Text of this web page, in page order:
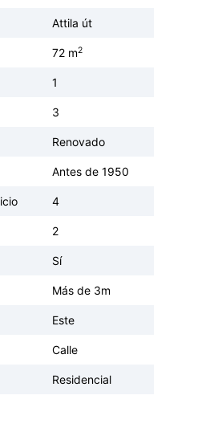
Attila út
72 m2
1
3
Renovado
Antes de 1950
4
2
Sí
Más de 3m
Este
Calle
Residencial